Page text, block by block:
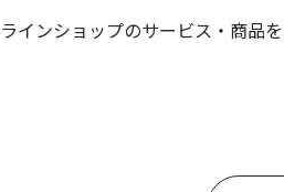
インショップのサービス・商品